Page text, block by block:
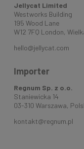
Jellycat Limited
Westworks Building
195 Wood Lane
W12 7FQ London,
hello@jellycat.com
Importer
Regnum Sp. z o.o.
Staniewicka 14
03-310 Warszawa,
kontakt@regnum.pl